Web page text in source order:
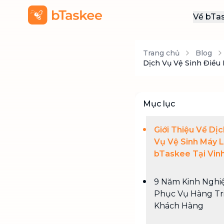
Về
Trang chủ Blog
Dịch Vụ Vệ Sinh Điều
Mục lục
Giới Thiệu Về
Vụ Vệ Sinh Máy
bTaskee Tại
9 Năm Kinh
Phục Vụ Hàng
Khách Hàng